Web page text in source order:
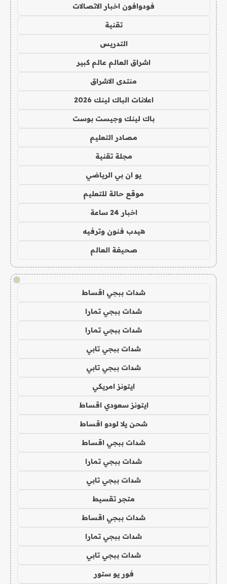
فودوافون اخبار الاتصالات
تقنية
التدريس
اشراق العالم عالم كبير
منتدى الاشراق
اعلانات الباك لينك 2026
باك لينك وجيست بوست
مصادر التعليم
مجلة تقنية
يو ان بي الرياضي
موقع حالة للتعليم
اخبار 24 ساعة
هيدب فنون وترفيه
صحيفة العالم
!
شدات ببجي اقساط
شدات ببجي تمارا
شدات ببجي تمارا
شدات ببجي تابي
شدات ببجي تابي
ايتونز امريكي
ايتونز سعودي اقساط
شحن يلا لودو اقساط
شدات ببجي اقساط
شدات ببجي تمارا
شدات ببجي تابي
متجر تقسيط
شدات ببجي اقساط
شدات ببجي تمارا
شدات ببجي تابي
فور يو ستور